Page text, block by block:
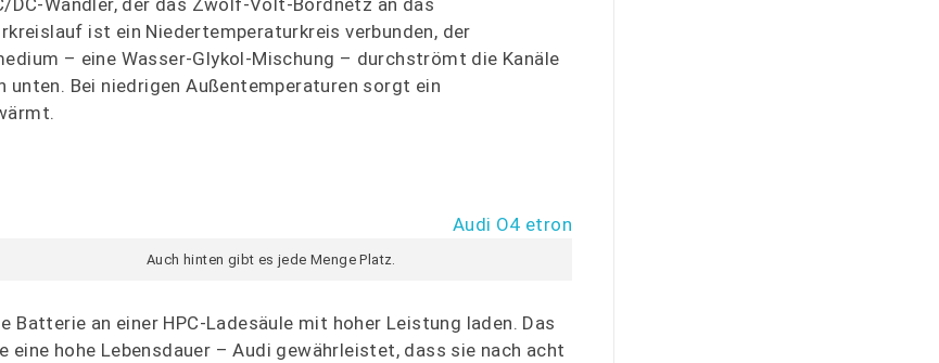
Wandler, der das Zwölf-Volt-Bordnetz an das
ist ein Niedertemperaturkreis verbunden, der
– eine Wasser-Glykol-Mischung – durchströmt die Kanäle
Bei niedrigen Außentemperaturen sorgt ein
Auch hinten gibt es jede Menge Platz.
an einer HPC-Ladesäule mit hoher Leistung laden. Das
hohe Lebensdauer – Audi gewährleistet, dass sie nach acht